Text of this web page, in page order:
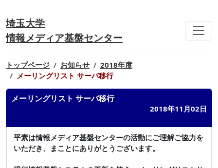
埼玉大学
情報メディア基盤センター
トップページ お知らせ
2018年度
メーリングリスト サーバ移行
メーリングリスト サーバ移行
2018年11月02日
平素は情報メディア基盤センターの活動にご理解ご協力を
いただき、まことにありがとうございます。